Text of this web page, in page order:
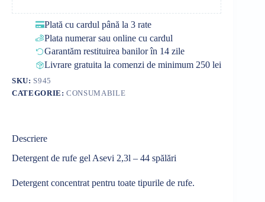
Plată cu cardul până la 3 rate
Plata numerar sau online cu cardul
Garantăm restituirea banilor în 14 zile
Livrare gratuita la comenzi de minimum 250 lei
SKU: S945
CATEGORIE:CONSUMABILE
Descriere
Detergent de rufe gel Asevi 2,3l – 44 spălări
Detergent concentrat pentru toate tipurile de rufe.